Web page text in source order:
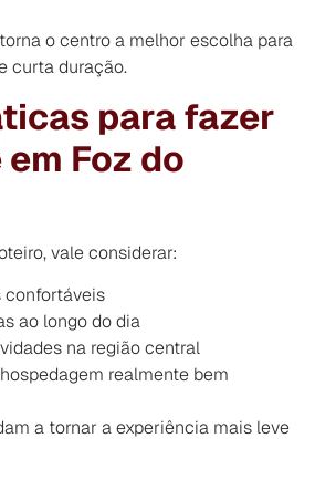
o centro a melhor escolha para
curta duração.
para fazer
Foz do
vale considerar:
confortáveis
ao longo do dia
na região central
realmente bem
a tornar a experiência mais leve